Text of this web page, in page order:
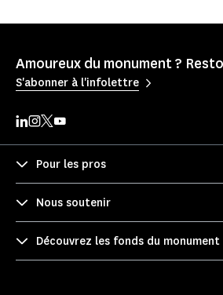
Amoureux du monument ?
S'abonner à l'infolettre
Pour les pros
Nous soutenir
Découvrez les fonds du monument